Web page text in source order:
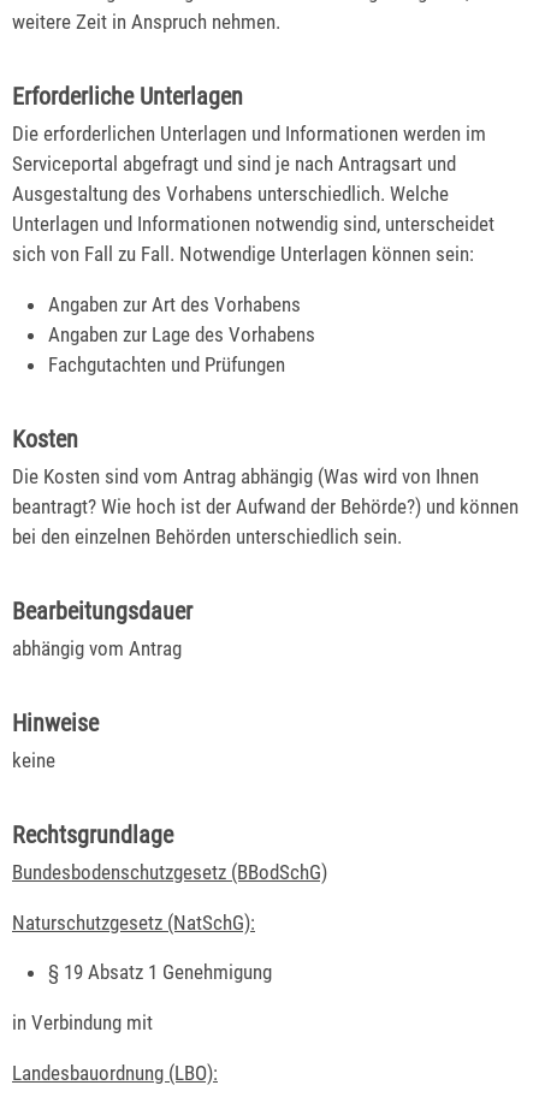
weitere Zeit in Anspruch nehmen.
Erforderliche Unterlagen
Die erforderlichen Unterlagen und Informationen werden im
Serviceportal abgefragt und sind je nach Antragsart und
Ausgestaltung des Vorhabens unterschiedlich. Welche
Unterlagen und Informationen notwendig sind, unterscheidet
sich von Fall zu Fall. Notwendige Unterlagen können sein:
Angaben zur Art des Vorhabens
Angaben zur Lage des Vorhabens
Fachgutachten und Prüfungen
Kosten
Die Kosten sind vom Antrag abhängig (Was wird von Ihnen
beantragt? Wie hoch ist der Aufwand der Behörde?) und können
bei den einzelnen Behörden unterschiedlich sein.
Bearbeitungsdauer
abhängig vom Antrag
Hinweise
keine
Rechtsgrundlage
Bundesbodenschutzgesetz (BBodSchG)
Naturschutzgesetz (NatSchG):
§ 19 Absatz 1 Genehmigung
in Verbindung mit
Landesbauordnung (LBO):